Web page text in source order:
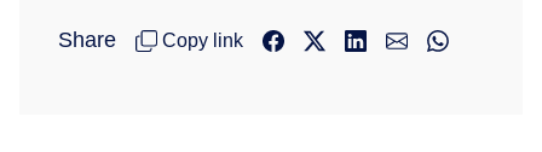
Share Copy link